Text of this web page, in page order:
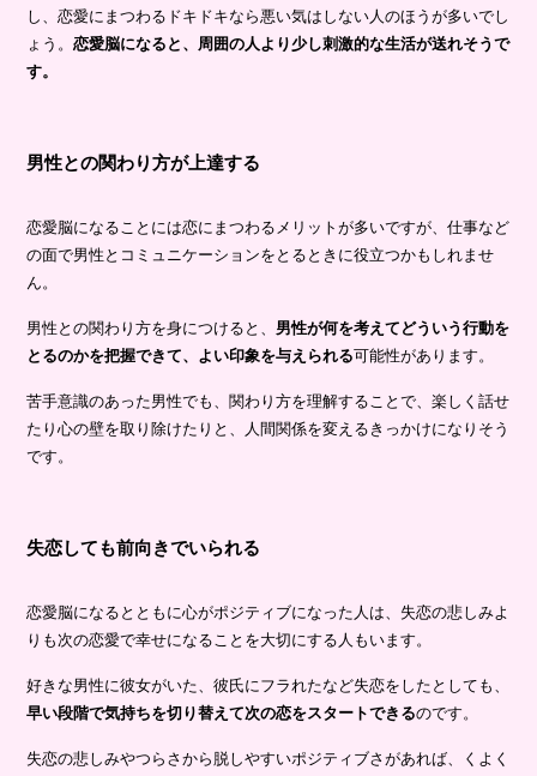
し、恋愛にまつわるドキドキなら悪い気はしない人のほうが多いでし
ょう。恋愛脳になると、周囲の人より少し刺激的な生活が送れそうで
す。
男性との関わり方が上達する
恋愛脳になることには恋にまつわるメリットが多いですが、仕事など
の面で男性とコミュニケーションをとるときに役立つかもしれませ
ん。
男性との関わり方を身につけると、 男性が何を考えてどういう行動を
とるのかを把握できて、よい印象を与えられる可能性があります。
苦手意識のあった男性でも、関わり方を理解することで、楽しく話せ
たり心の壁を取り除けたりと、人間関係を変えるきっかけになりそう
です。
失恋しても前向きでいられる
恋愛脳になるとともに心がポジティブになった人は、失恋の悲しみよ
りも次の恋愛で幸せになることを大切にする人もいます。
好きな男性に彼女がいた、彼氏にフラれたなど失恋をしたとしても、
早い段階で気持ちを切り替えて次の恋をスタートできるのです。
失恋の悲しみやつらさから脱しやすいポジティブさがあれば、くよく